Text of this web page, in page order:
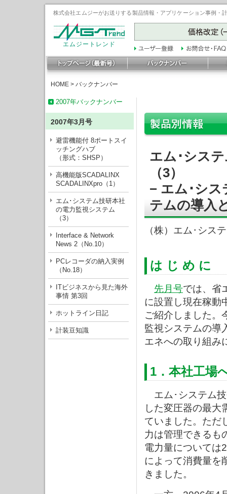
株式会社エムジーがお送りする製品情報・アプリケーション事例
エムジートレンド
HOME > バックナンバー
2007年バックナンバー
2007年3月号
避雷機能付 8ポートスイ
ッチングハブ
（形式：SHSP）
高機能版SCADALINX
SCADALINXpro（1）
エム･システム技研本社
の電力監視システム
（3）
Interface & Network
News 2（No.10）
PCレコーダの納入実例
（No.18）
ITビジネスから見た海外
事情 第3回
ホットライン日記
計装豆知識
エム･シス
（3）
− エム･シス
テムの導入
（株）エム･シス
は じ め に
先月号では、省
に設置し現在稼動
ご紹介しました。
監視システムの導
エネへの取り組み
1．本社工場
エム･システム技
した変圧器の最大
ていました。ただ
力は管理できるも
電力量については
によって消費量を
きました。